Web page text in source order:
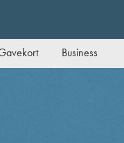
Business